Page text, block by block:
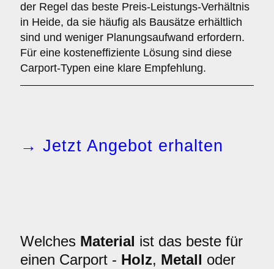
der Regel das beste Preis-Leistungs-Verhältnis
in Heide, da sie häufig als Bausätze erhältlich
sind und weniger Planungsaufwand erfordern.
Für eine kosteneffiziente Lösung sind diese
Carport-Typen eine klare Empfehlung.
→ Jetzt Angebot erhalten
Welches Material ist das beste für
einen Carport - Holz, Metall oder